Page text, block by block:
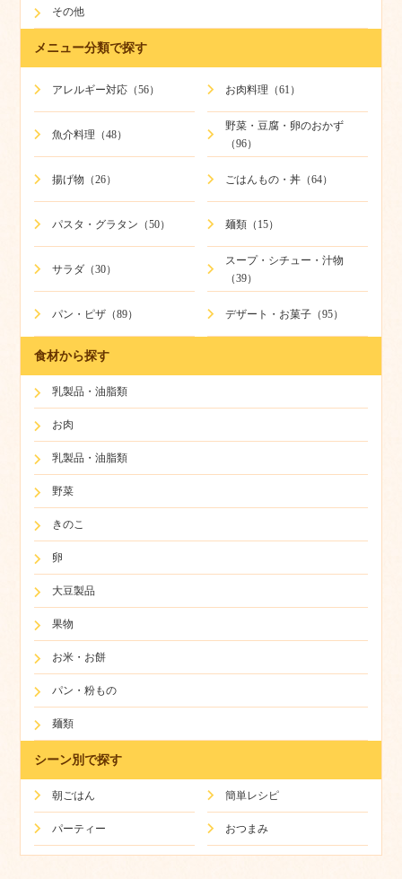
その他
メニュー分類で探す
アレルギー対応（56） お肉料理（61）
魚介料理（48）
野菜・豆腐・卵のおかず
（96）
揚げ物（26） ごはんもの・丼（64）
パスタ・グラタン（50） 麺類（15）
サラダ（30）
スープ・シチュー・汁物
（39）
パン・ピザ（89） デザート・お菓子（95）
食材から探す
乳製品・油脂類
お肉
乳製品・油脂類
野菜
きのこ
卵
大豆製品
果物
お米・お餅
パン・粉もの
麺類
シーン別で探す
朝ごはん 簡単レシピ
パーティー おつまみ